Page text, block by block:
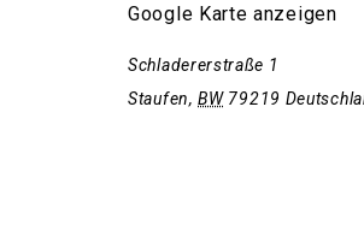
Google Karte anzeigen
Schladererstraße 1
Staufen, BW 79219